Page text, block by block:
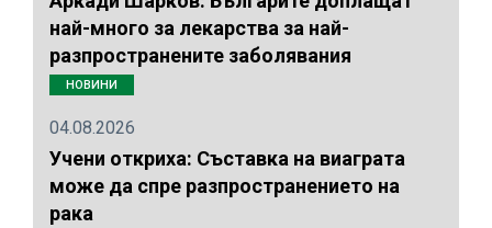
най-много за лекарства за най-
разпространените заболявания
НОВИНИ
04.08.2026
Учени откриха: Съставка на виаграта
може да спре разпространението на
рака